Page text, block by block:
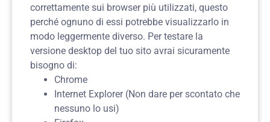
correttamente sui browser più utilizzati, questo
perché ognuno di essi potrebbe visualizzarlo in
modo leggermente diverso. Per testare la
versione desktop del tuo sito avrai sicuramente
bisogno di:
Chrome
Internet Explorer (Non dare per scontato che
nessuno lo usi)